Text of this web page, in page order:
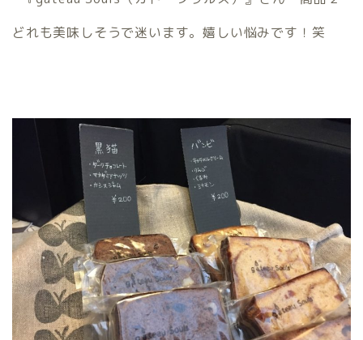
どれも美味しそうで迷います。嬉しい悩みです！笑